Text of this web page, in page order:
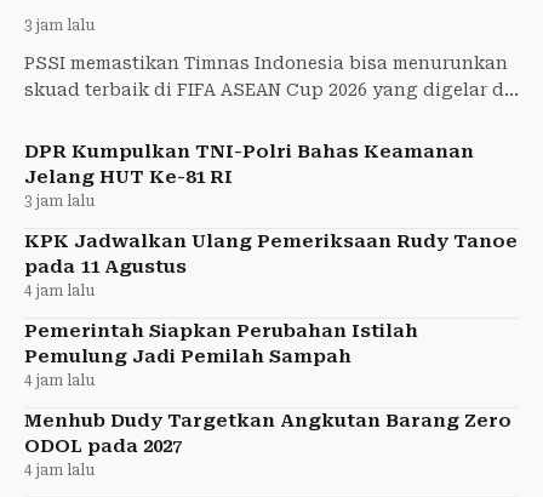
3 jam lalu
PSSI memastikan Timnas Indonesia bisa menurunkan
skuad terbaik di FIFA ASEAN Cup 2026 yang digelar di
DPR Kumpulkan TNI-Polri Bahas Keamanan
Jelang HUT Ke-81 RI
3 jam lalu
KPK Jadwalkan Ulang Pemeriksaan Rudy Tanoe
pada 11 Agustus
4 jam lalu
Pemerintah Siapkan Perubahan Istilah
Pemulung Jadi Pemilah Sampah
4 jam lalu
Menhub Dudy Targetkan Angkutan Barang Zero
ODOL pada 2027
4 jam lalu